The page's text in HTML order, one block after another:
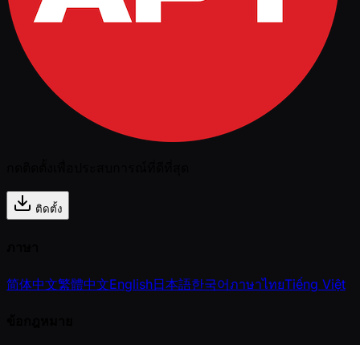
ติดตั้ง
简体中文繁體中文English日本語한국어ภาษาไทยTiếng Việt